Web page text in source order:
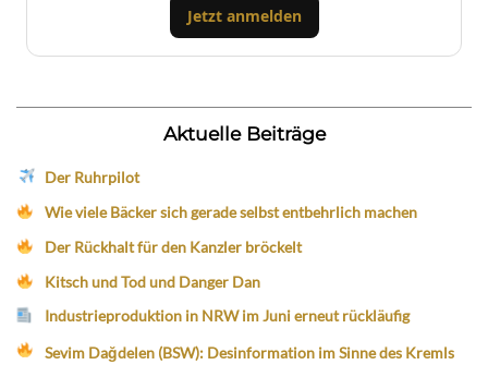
Jetzt anmelden
Aktuelle Beiträge
Der Ruhrpilot
Wie viele Bäcker sich gerade selbst entbehrlich machen
Der Rückhalt für den Kanzler bröckelt
Kitsch und Tod und Danger Dan
Industrieproduktion in NRW im Juni erneut rückläufig
Sevim Dağdelen (BSW): Desinformation im Sinne des Kremls